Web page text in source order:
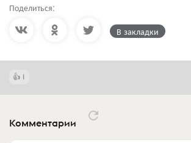
Поделиться:
В закладки
1
Комментарии